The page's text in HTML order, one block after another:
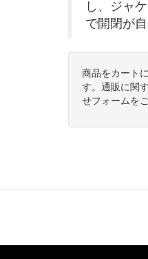
商品をカート
す。通販に関
せフォームを